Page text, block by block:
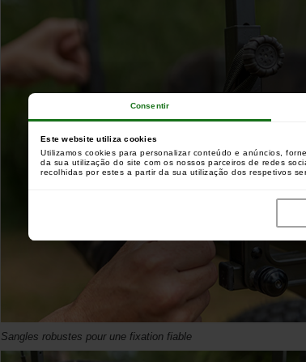
Consentir
Este website utiliza cookies
Utilizamos cookies para personalizar conteúdo e anúncios,
da sua utilização do site com os nossos parceiros de redes
recolhidas por estes a partir da sua utilização dos respetivos
Sangles robustes pour une fixation fiable